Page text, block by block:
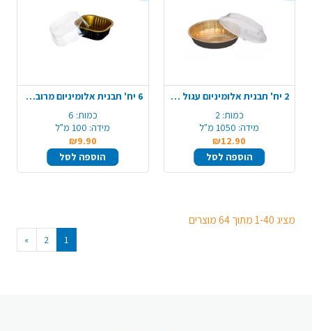
2 יח' תבנית אלומיניום עגול + מכסה - שחור זהב
כמות: 2
מידה: 1050 מ"ל
₪12.90
הוספה לסל
6 יח' תבנית אלומיניום מרובע + מכסה - שחור זהב
כמות: 6
מידה: 100 מ"ל
₪9.90
הוספה לסל
מציג 1-40 מתוך 64 מוצרים
1
2
»